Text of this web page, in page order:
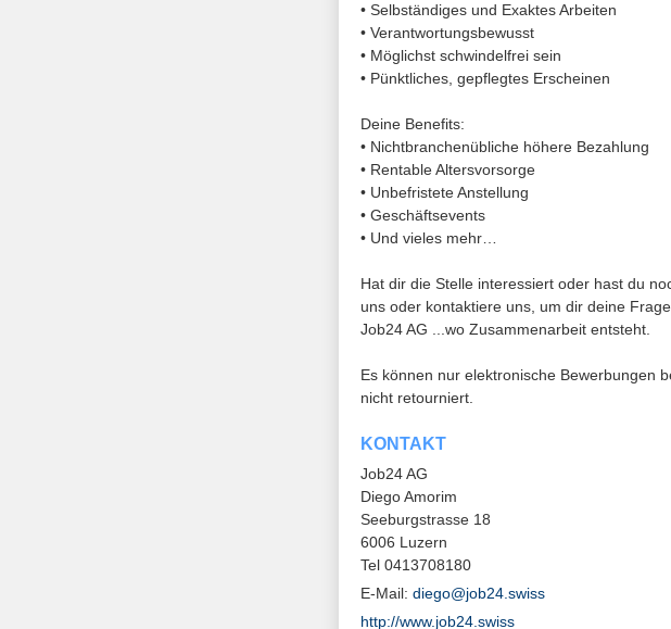
• Selbständiges und Exaktes Arbeiten
• Verantwortungsbewusst
• Möglichst schwindelfrei sein
• Pünktliches, gepflegtes Erscheinen
Deine Benefits:
• Nichtbranchenübliche höhere Bezahlung
• Rentable Altersvorsorge
• Unbefristete Anstellung
• Geschäftsevents
• Und vieles mehr…
Hat dir die Stelle interessiert oder hast du
uns oder kontaktiere uns, um dir deine
Job24 AG ...wo Zusammenarbeit entsteht.
Es können nur elektronische Bewerbungen
nicht retourniert.
KONTAKT
Job24 AG
Diego Amorim
Seeburgstrasse 18
6006 Luzern
Tel 0413708180
E-Mail: diego@job24.swiss
http://www.job24.swiss